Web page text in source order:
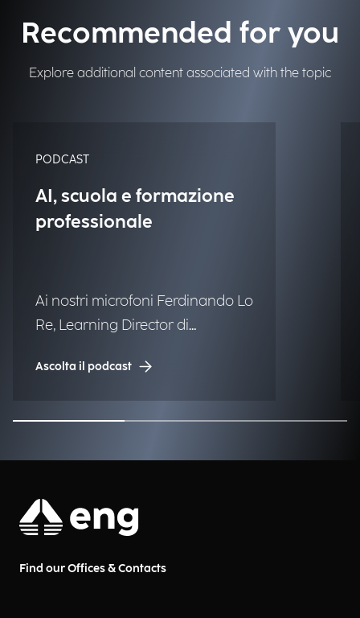
Recommended for you
Explore additional content associated with the topic
PODCAST
AI, scuola e formazione
professionale
Ai nostri microfoni Ferdinando Lo
Re, Learning Director di
Ascolta il podcast
Find our Offices & Contacts